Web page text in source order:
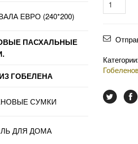
Категории:
ЕВРО (240*200)
ПАСХАЛЬНЫЕ
ГОБЕЛЕНА
СУМКИ
ДЛЯ ДОМА